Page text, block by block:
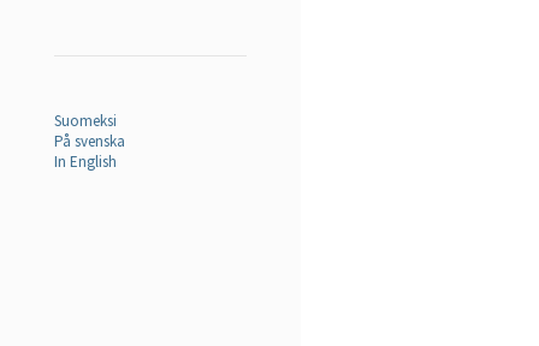
Suomeksi
På svenska
In English